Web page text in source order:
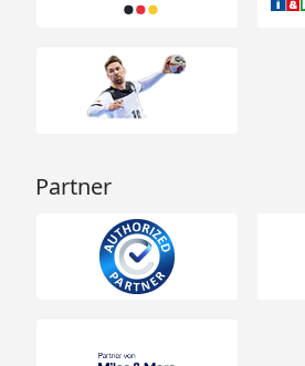
Partner